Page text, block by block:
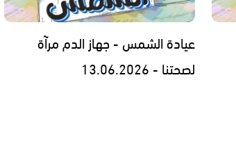
عيادة الشمس - جهاز الدم مرآة
لصحتنا - 13.06.2026